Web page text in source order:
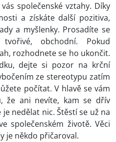
společenské vztahy. Díky
a získáte další pozitiva,
a myšlenky. Prosadíte se
obchodní. Pokud
rozhodnete se ho ukončit.
dejte si pozor na krční
ze stereotypu zatím
počítat. V hlavě se vám
že ani nevíte, kam se dřív
nedělat nic. Štěstí se už na
společenském životě. Věci
je někdo přičaroval.